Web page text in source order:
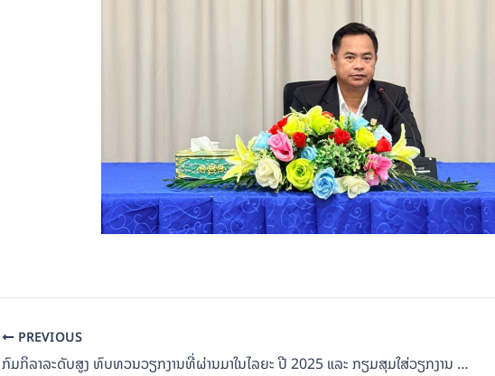
PREVIOUS
ກົມກິລາລະດັບສູງ ທົບທວນວຽກງານທີ່ຜ່ານມາໃນໄລຍະ ປີ 2025 ແລະ ກຽມສຸມໃສ່ວຽກງານ ປີ 2026 ພ້ອມກັບມອບໃບຍ້ອງຍໍ 3 ອົງການຈັດຕັ້ງມະຫາຊົນ ໃນໄລຍະຜ່ານມາ